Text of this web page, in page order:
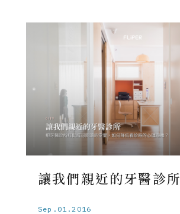
讓我們親近的牙醫診所
Sep.01.2016